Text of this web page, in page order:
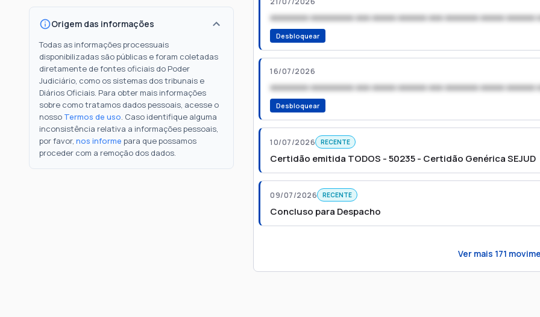
Origem das informações
Todas as informações processuais
disponibilizadas são públicas e foram coletadas
diretamente de fontes oficiais do Poder
Judiciário, como os sistemas dos tribunais e
Diários Oficiais. Para obter mais informações
sobre como tratamos dados pessoais, acesse o
nosso Termos de uso. Caso identifique alguma
inconsistência relativa a informações pessoais,
por favor, nos informe para que possamos
proceder com a remoção dos dados.
xxxxxxxx xxxxxxxxx xxx xxxxx xxxxxx xxx xxxxxxx xxxxx xxxxxx
Desbloquear
16/07/2026
xxxxxxxx xxxxxxxxx xxx xxxxx xxxxxx xxx xxxxxxx xxxxx xxxxxx
Desbloquear
10/07/2026 RECENTE
Certidão emitida TODOS - 50235 - Certidão Genérica SEJUD
09/07/2026 RECENTE
Concluso para Despacho
Ver mais 171